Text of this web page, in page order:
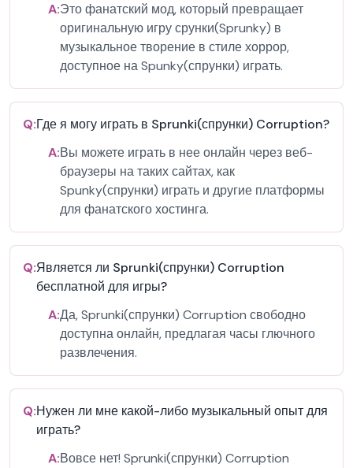
A:Это фанатский мод, который превращает
оригинальную игру срунки(Sprunky) в
музыкальное творение в стиле хоррор,
доступное на Spunky(спрунки) играть.
Q:Где я могу играть в Sprunki(спрунки) Corruption?
A:Вы можете играть в нее онлайн через веб-
браузеры на таких сайтах, как
Spunky(спрунки) играть и другие платформы
для фанатского хостинга.
Q:Является ли Sprunki(спрунки) Corruption
бесплатной для игры?
A:Да, Sprunki(спрунки) Corruption свободно
доступна онлайн, предлагая часы глючного
развлечения.
Q:Нужен ли мне какой-либо музыкальный опыт для
играть?
A:Вовсе нет! Sprunki(спрунки) Corruption